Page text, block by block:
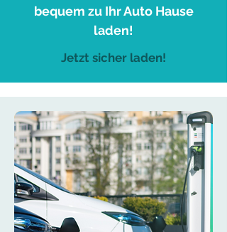
bequem zu Ihr Auto Hause
laden!
Jetzt sicher laden!